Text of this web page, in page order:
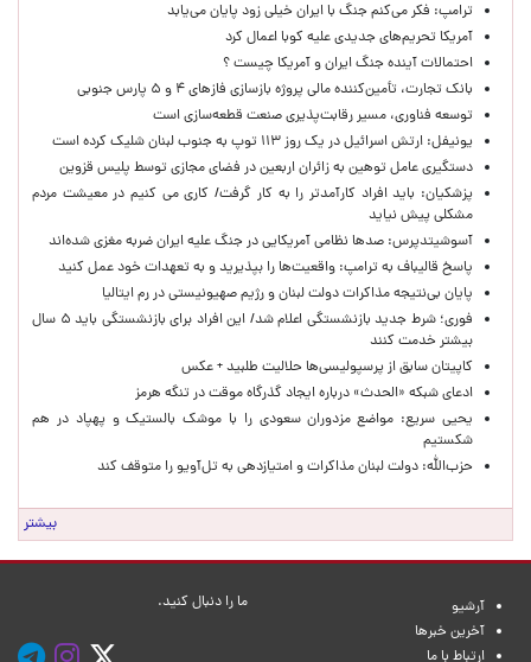
ترامپ: فکر می‌کنم جنگ با ایران خیلی زود پایان می‌یابد
آمریکا تحریم‌های جدیدی علیه کوبا اعمال کرد
احتمالات آینده جنگ ایران و آمریکا چیست ؟
بانک تجارت، تأمین‌کننده مالی پروژه بازسازی فازهای ۴ و ۵ پارس جنوبی
توسعه فناوری، مسیر رقابت‌پذیری صنعت قطعه‌سازی است
یونیفل: ارتش اسرائیل در یک روز ۱۱۳ توپ به جنوب لبنان شلیک کرده است
دستگیری عامل توهین به زائران اربعین در فضای مجازی توسط پلیس قزوین
پزشکیان: باید افراد کارآمدتر را به کار گرفت/ کاری می کنیم در معیشت مردم
مشکلی پیش نیاید
آسوشیتدپرس: صدها نظامی آمریکایی در جنگ علیه ایران ضربه مغزی شده‌اند
پاسخ قالیباف به ترامپ: واقعیت‌ها را بپذیرید و به تعهدات خود عمل کنید
پایان بی‌نتیجه مذاکرات دولت لبنان و رژیم صهیونیستی در رم ایتالیا
فوری؛ شرط جدید بازنشستگی اعلام شد/ این افراد برای بازنشستگی باید ۵ سال
بیشتر خدمت کنند
کاپیتان سابق از پرسپولیسی‌ها حلالیت طلبید + عکس
ادعای شبکه «الحدث» درباره ایجاد گذرگاه موقت در تنگه هرمز
یحیی سریع: مواضع مزدوران سعودی را با موشک بالستیک و پهپاد در هم
شکستیم
حزب‌الله: دولت لبنان مذاکرات و امتیازدهی به تل‌آویو را متوقف کند
بیشتر
آرشیو
آخرین خبرها
ارتباط با ما
ما را دنبال کنید.